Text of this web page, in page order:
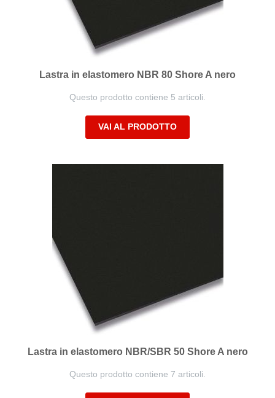
Lastra in elastomero NBR 80 Shore A nero
Questo prodotto contiene 5 articoli.
VAI AL PRODOTTO
Lastra in elastomero NBR/SBR 50 Shore A nero
Questo prodotto contiene 7 articoli.